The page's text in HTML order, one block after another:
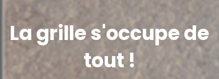
La grille s'occupe de
tout !